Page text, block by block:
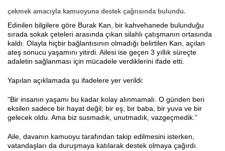
çekmek amacıyla kamuoyuna destek çağrısında bulundu.
Edinilen bilgilere göre Burak Kan, bir kahvehanede bulunduğu
sırada sokak çeteleri arasında çıkan silahlı çatışmanın ortasında
kaldı. Olayla hiçbir bağlantısının olmadığı belirtilen Kan, açılan
ateş sonucu yaşamını yitirdi. Ailesi ise geçen 3 yıllık süreçte
adaletin sağlanması için mücadele verdiklerini ifade etti.
Yapılan açıklamada şu ifadelere yer verildi:
“Bir insanın yaşamı bu kadar kolay alınmamalı. O günden beri
eksilen sadece bir hayat değil; bir eş, bir baba, bir yuva ve bir
gelecek oldu. Ama biz susmadık, unutmadık, vazgeçmedik.”
Aile, davanın kamuoyu tarafından takip edilmesini isterken,
vatandaşları da duruşmaya katılarak destek olmaya çağırdı.